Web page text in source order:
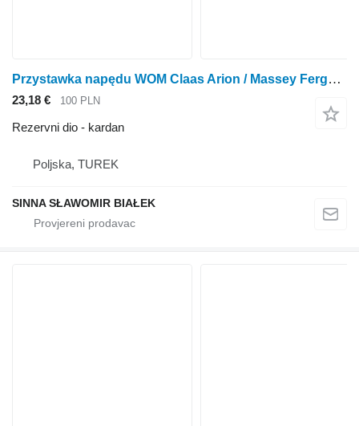
Przystawka napędu WOM Claas Arion / Massey Ferguson kardan za Claas Arion traktora točkaša
23,18 € 100 PLN
Rezervni dio - kardan
Poljska, TUREK
SINNA SŁAWOMIR BIAŁEK